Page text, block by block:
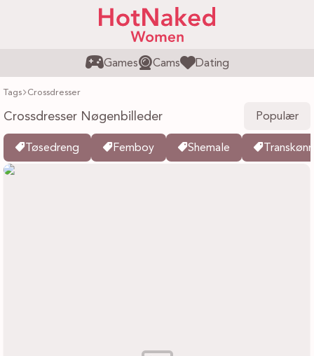
Games Cams Dating
Tags Crossdresser
Crossdresser Nøgenbilleder Populær
Tøsedreng Femboy Shemale